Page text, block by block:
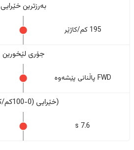
بەرزترین خێرایی
195 کم/کاژێر
جۆری لێخورین
FWD پاڵنانی پێشەوە
(خێرایی (0-100کم/کاژێر
7.6 s